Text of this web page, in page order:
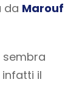
da Marouf
sembra
il